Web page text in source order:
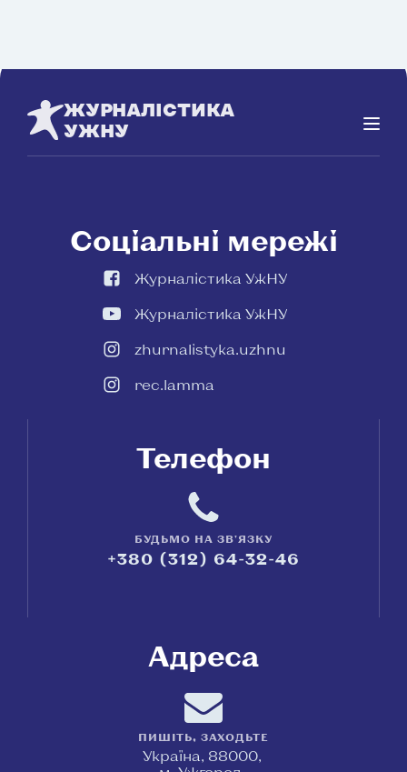
ЖУРНАЛІСТИКА
УЖНУ
Соціальні мережі
Журналістика УжНУ
Журналістика УжНУ
zhurnalistyka.uzhnu
rec.lamma
Телефон
БУДЬМО НА ЗВ'ЯЗКУ
+380 (312) 64-32-46
Адреса
ПИШІТЬ, ЗАХОДЬТЕ
Україна, 88000,